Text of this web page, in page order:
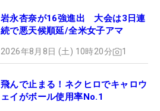
岩永杏奈が16強進出 大会は3日連
続で悪天候順延/全米女子アマ
2026年8月8日 (土) 10時20分 1
飛んで止まる！ネクヒロでキャロウ
ェイがボール使用率No.1